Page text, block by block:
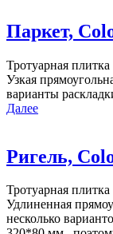
Паркет,
Тротуарная
Узкая
варианты
Далее
Ригель,
Тротуарная
Удлиненная
несколько